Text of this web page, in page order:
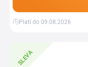
Platí do 09.08.2026
SLEVA